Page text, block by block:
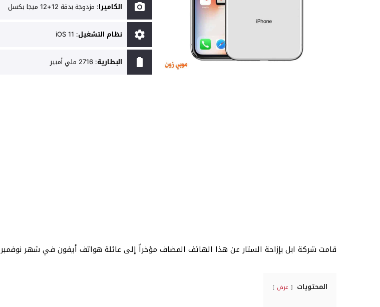
الكاميرا: مزدوجة بدقة 12+12 ميجا بكسل
نظام التشغيل:
iOS 11
البطارية: 2716 ملي أمبير
قامت شركة ابل بإزاحة الستار عن هذا الهاتف المضاف مؤخراً إلى عائلة هواتف أيفون في شهر نوفمبر 2017.
المحتويات عرض